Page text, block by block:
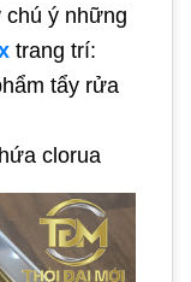
chú ý những
trang trí:
tẩy rửa
clorua